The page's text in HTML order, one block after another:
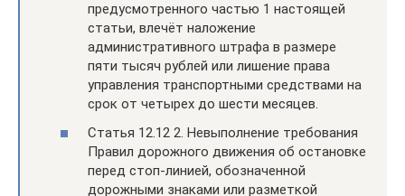
предусмотренного частью 1 настоящей
статьи, влечёт наложение
административного штрафа в размере
пяти тысяч рублей или лишение права
управления транспортными средствами на
срок от четырех до шести месяцев.
Статья 12.12 2. Невыполнение требования
Правил дорожного движения об остановке
перед стоп-линией, обозначенной
дорожными знаками или разметкой